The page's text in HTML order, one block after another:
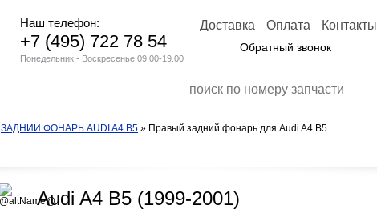
ЗАДНИЙ ФОНАРЬ AUDI A4 B5 » Правый задний фонарь для Audi A4 B5
Audi A4 B5 (1999-2001)
Наш телефон:
+7 (495) 722 78 54
Понедельник - Воскресенье 09.00-19.00
Доставка Оплата Контакты
Обратный звонок